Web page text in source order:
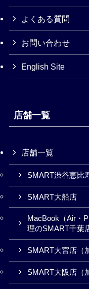
よくある質問
お問い合わせ
English Site
店舗一覧
店舗一覧
SMART渋谷恵比
SMART大船店
MacBook（Air・
理のSMART千葉
SMART大宮店（
SMART大阪店（